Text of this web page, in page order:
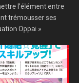
l’élément entre
trémousser ses
Oppai »